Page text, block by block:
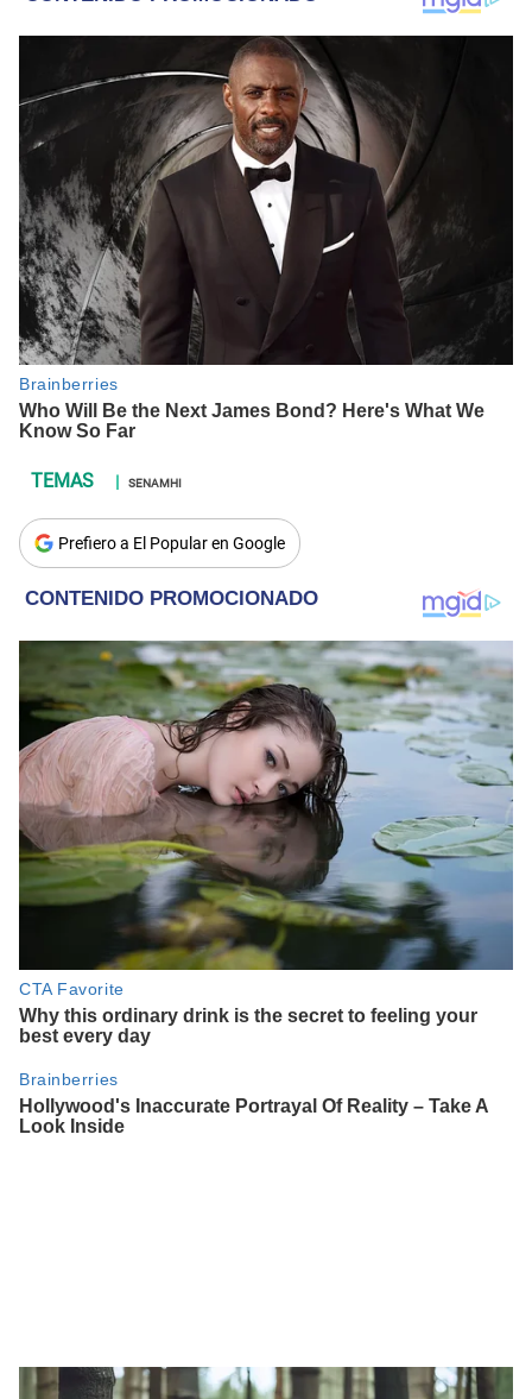
SENAMHI
Prefiero a El Popular en Google